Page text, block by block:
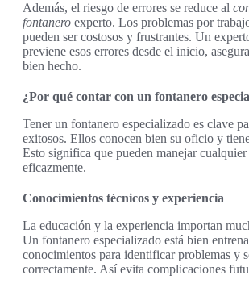
Además, el riesgo de errores se reduce al
fontanero experto. Los problemas por
pueden ser costosos y frustrantes. Un
previene esos errores desde el inicio,
bien hecho.
¿Por qué contar con un fontanero
Tener un fontanero especializado es clave
exitosos. Ellos conocen bien su oficio y
Esto significa que pueden manejar
eficazmente.
Conocimientos técnicos y experiencia
La educación y la experiencia importan
Un fontanero especializado está bien
conocimientos para identificar problemas y
correctamente. Así evita complicaciones